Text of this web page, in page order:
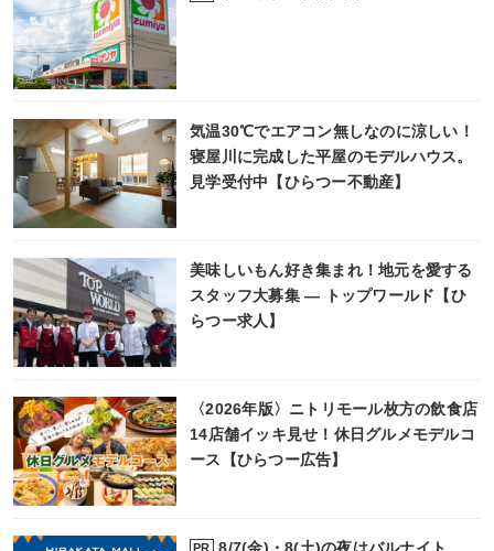
気温30℃でエアコン無しなのに涼しい！
寝屋川に完成した平屋のモデルハウス。
見学受付中【ひらつー不動産】
美味しいもん好き集まれ！地元を愛する
スタッフ大募集 ― トップワールド【ひ
らつー求人】
〈2026年版〉ニトリモール枚方の飲食店
14店舗イッキ見せ！休日グルメモデルコ
ース【ひらつー広告】
PR